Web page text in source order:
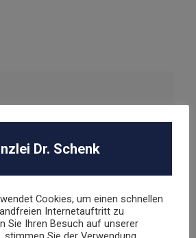
Schenk
Fachanwalt für gewerblichen
sschenk@dr-schenk.net
Dr. Schenk
Cookies, um einen schnellen
Internetauftritt zu
Sie Ihren Besuch auf unserer